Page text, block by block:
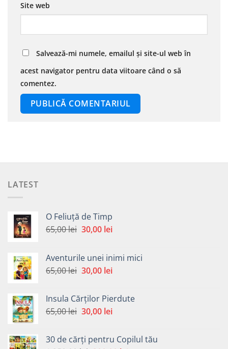
Site web
Salvează-mi numele, emailul și site-ul web în
acest navigator pentru data viitoare când o să
comentez.
LATEST
O Feliuță de Timp
65,00lei Prețul
fost:
65,00 lei.
30,00 leiPrețul
30,00 lei.
Aventurile unei inimi mici
65,00lei Prețul
fost:
65,00 lei.
30,00 leiPrețul
30,00 lei.
Insula Cărților Pierdute
65,00lei Prețul
fost:
30,00 leiPrețul
30,00 lei.
30 de cărți pentru Copilul tău